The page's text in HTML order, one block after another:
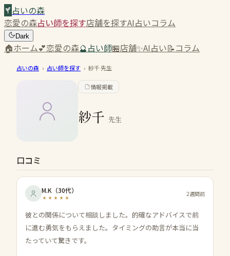
占いの森
恋愛の森占い師を探す店舗を探すAI占いコラム
Dark
🏠ホーム💕恋愛の森🔮占い師🏪店舗✨AI占い📝コラム
占いの森 › 占い師を探す › 紗千先生
情報掲載
紗千 先生
口コミ
M.K （30代） 2週間前
彼との関係について相談しました。的確なアドバイスで前
に進む勇気をもらえました。タイミングの助言が本当に当
たっていて驚きです。